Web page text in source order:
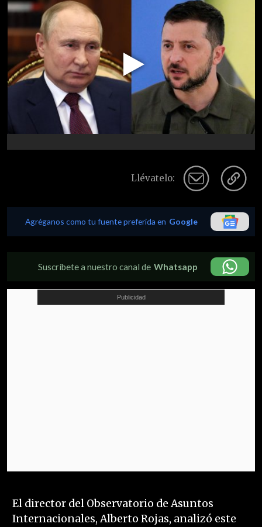
Play
Video
Llévatelo:
Agréganos como tu fuente preferida en Google
Suscríbete a nuestro canal de Whatsapp
El director del Observatorio de Asuntos
Internacionales, Alberto Rojas, analizó este